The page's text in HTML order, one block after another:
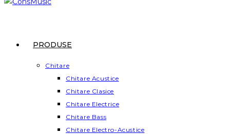
PRODUSE
Chitare
Chitare Acustice
Chitare Clasice
Chitare Electrice
Chitare Bass
Chitare Electro-Acustice